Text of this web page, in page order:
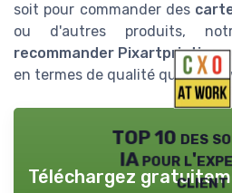
soit pour commander des
ou d'autres produits,
recommander Pixartprinting
en termes de qualité que de
TOP 10 des
IA pour
client
Téléchargez